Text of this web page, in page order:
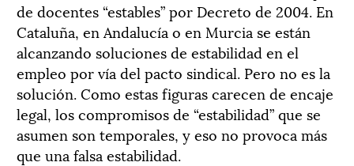
de docentes “estables” por Decreto de 2004. En
Cataluña, en Andalucía o en Murcia se están
alcanzando soluciones de estabilidad en el
empleo por vía del pacto sindical. Pero no es la
solución. Como estas figuras carecen de encaje
legal, los compromisos de “estabilidad” que se
asumen son temporales, y eso no provoca más
que una falsa estabilidad.